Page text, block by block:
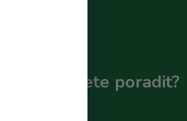
Potřebujete poradit?